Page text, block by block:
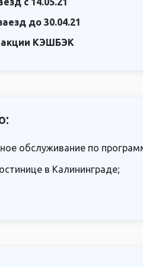
до 30.04.21
акции КЭШБЭК
обслуживание по
в Калининграде;